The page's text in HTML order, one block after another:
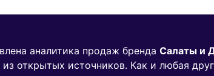
аналитика продаж бренда Салаты и
открытых источников. Как и любая